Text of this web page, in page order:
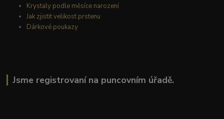
Krystaly podle měsíce narození
Jak zjistit velikost prstenu
Dárkové poukazy
Jsme registrovaní na puncovním úřadě.